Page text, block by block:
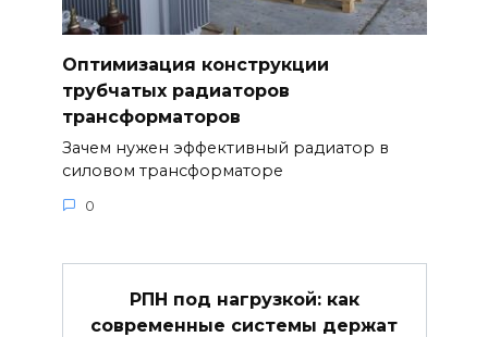
Оптимизация конструкции
трубчатых радиаторов
трансформаторов
Зачем нужен эффективный радиатор в
силовом трансформаторе
0
РПН под нагрузкой: как
современные системы держат